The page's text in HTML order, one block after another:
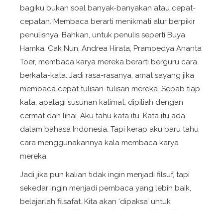
bagiku bukan soal banyak-banyakan atau cepat-
cepatan. Membaca berarti menikmati alur berpikir
penulisnya. Bahkan, untuk penulis seperti Buya
Hamka, Cak Nun, Andrea Hirata, Pramoedya Ananta
Toer, membaca karya mereka berarti berguru cara
berkata-kata. Jadi rasa-rasanya, amat sayang jika
membaca cepat tulisan-tulisan mereka. Sebab tiap
kata, apalagi susunan kalimat, dipiliah dengan
cermat dan lihai. Aku tahu kata itu. Kata itu ada
dalam bahasa Indonesia. Tapi kerap aku baru tahu
cara menggunakannya kala membaca karya
mereka.
Jadi jika pun kalian tidak ingin menjadi filsuf, tapi
sekedar ingin menjadi pembaca yang lebih baik,
belajarlah filsafat. Kita akan ‘dipaksa’ untuk